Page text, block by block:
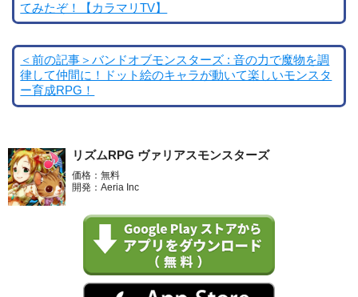
てみたぞ！【カラマリTV】
＜前の記事＞バンドオブモンスターズ : 音の力で魔物を調
律して仲間に！ドット絵のキャラが動いて楽しいモンスタ
ー育成RPG！
リズムRPG ヴァリアスモンスターズ
価格：無料
開発：Aeria Inc